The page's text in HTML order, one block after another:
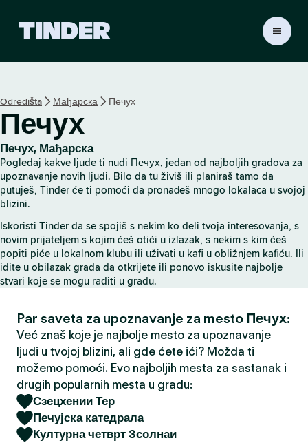
r
e
t
n
t
r
a
n
a
Odredišta Мађарска Печух
Печух
Печух, Мађарска
Pogledaj kakve ljude ti nudi Печух, jedan od najboljih gradova za
upoznavanje novih ljudi. Bilo da tu živiš ili planiraš tamo da
putuješ, Tinder će ti pomoći da pronađeš mnogo lokalaca u svojoj
blizini.
Iskoristi Tinder da se spojiš s nekim ko deli tvoja interesovanja, s
novim prijateljem s kojim ćeš otići u izlazak, s nekim s kim ćeš
popiti piće u lokalnom klubu ili uživati u kafi u obližnjem kafiću. Ili
idite u obilazak grada da otkrijete ili ponovo iskusite najbolje
stvari koje se mogu raditi u gradu.
Par saveta za upoznavanje za mesto Печух:
Već znaš koje je najbolje mesto za upoznavanje
ljudi u tvojoj blizini, ali gde ćete ići? Možda ti
možemo pomoći. Evo najboljih mesta za sastanak i
drugih popularnih mesta u gradu:
Сзецхении Тер
Печујска катедрала
Културна четврт Зсолнаи